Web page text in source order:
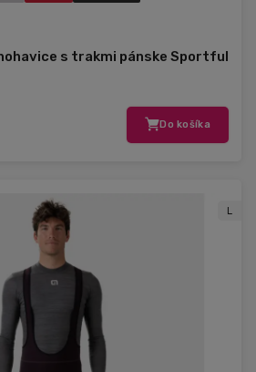
s trakmi pánske Sportful
Do košíka
L